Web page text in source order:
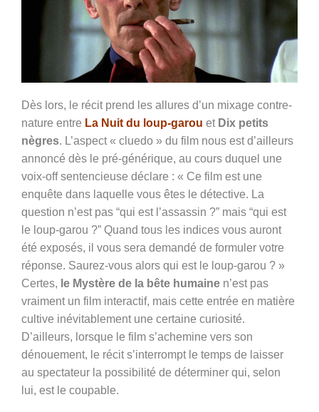
Dès lors, le récit prend les allures d’un mixage contre-
nature entre La Nuit du loup-garou et Dix petits
nègres. L’aspect « cluedo » du film nous est d’ailleurs
annoncé dès le pré-générique, au cours duquel une
voix-off sentencieuse déclare : « Ce film est une
enquête dans laquelle vous êtes le détective. La
question n’est pas “qui est l’assassin ?” mais “qui est
le loup-garou ?” Quand tous les indices vous auront
été exposés, il vous sera demandé de formuler votre
réponse. Saurez-vous alors qui est le loup-garou ? »
Certes, le Mystère de la bête humaine n’est pas
vraiment un film interactif, mais cette entrée en matière
cultive inévitablement une certaine curiosité.
D’ailleurs, lorsque le film s’achemine vers son
dénouement, le récit s’interrompt le temps de laisser
au spectateur la possibilité de déterminer qui, selon
lui, est le coupable.